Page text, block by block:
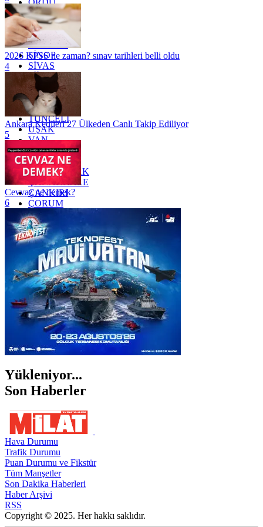
ORDU
OSMANİYE
RİZE
SAKARYA
SAMSUN
SİNOP
SİVAS
SİİRT
TEKİRDAĞ
TOKAT
TRABZON
TUNCELİ
UŞAK
VAN
YALOVA
YOZGAT
ZONGULDAK
ÇANAKKALE
ÇANKIRI
ÇORUM
İSTANBUL
İZMİR
ŞANLIURFA
ŞIRNAK
2026 KPSS ne zaman? sınav tarihleri belli oldu
4
Ankara Kedileri 27 Ülkeden Canlı Takip Ediliyor
5
Cevvaz ne demek?
6
Yükleniyor...
Son Haberler
Hava Durumu
Trafik Durumu
Puan Durumu ve Fikstür
Tüm Manşetler
Son Dakika Haberleri
Haber Arşivi
RSS
Copyright © 2025. Her hakkı saklıdır.